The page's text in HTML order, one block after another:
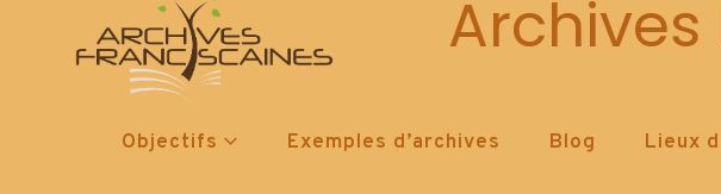
Objectifs Exemples d’archives Blog Lieux